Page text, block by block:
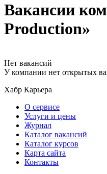
Вакансии
Production»
Нет вакансий
У компании нет открытых
Хабр Карьера
О сервисе
Услуги и цены
Журнал
Каталог вакансий
Каталог курсов
Карта сайта
Контакты